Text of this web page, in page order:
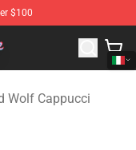
$100
And Wolf
Wolf Cappucci